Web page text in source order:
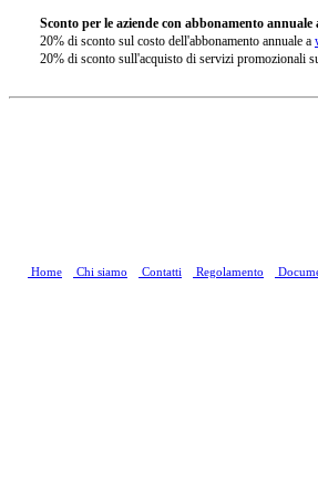
Sconto per le aziende con abbonamento annuale
20% di sconto sul costo dell'abbonamento annuale a
20% di sconto sull'acquisto di servizi promozionali
Home Chi siamo Contatti Regolamento